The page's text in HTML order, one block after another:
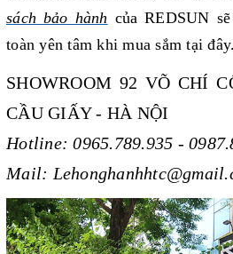
sách bảo hành của REDSUN
toàn yên tâm khi mua sắm tại đây.
SHOWROOM 92 VÕ CHÍ
CẦU GIẤY - HÀ NỘI
Hotline: 0965.789.935 -
Mail: